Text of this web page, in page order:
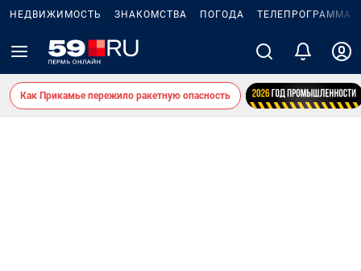
НЕДВИЖИМОСТЬ ЗНАКОМСТВА ПОГОДА ТЕЛЕПРОГРАММА
Как Прикамье пережило ракетную опасность